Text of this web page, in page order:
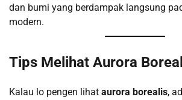
dan bumi yang berdampak langsung
modern.
Tips Melihat Aurora
Kalau lo pengen lihat aurora borealis,